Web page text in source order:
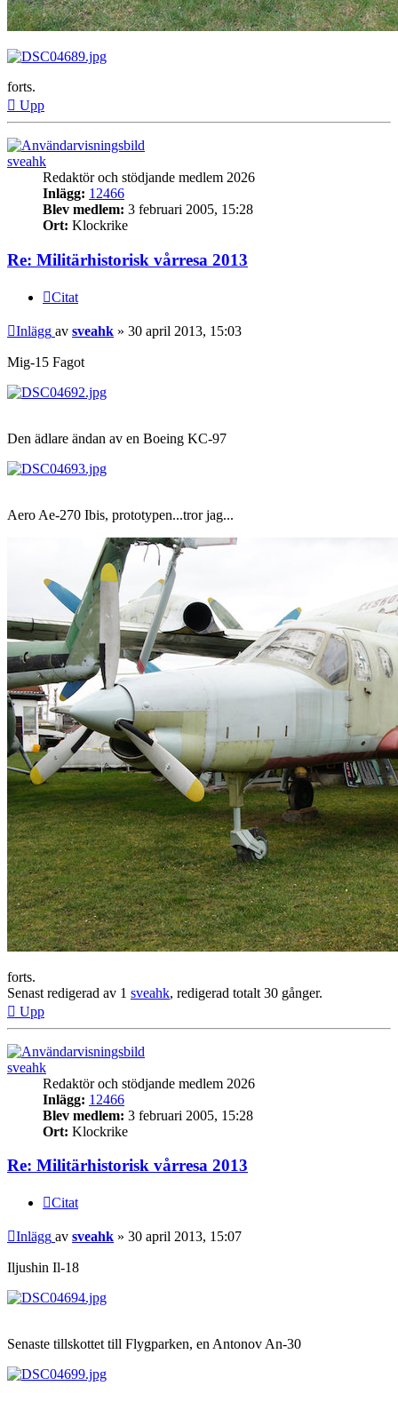
forts.
Upp
sveahk
Redaktör och stödjande medlem 2026
Inlägg: 12466
Blev medlem: 3 februari 2005, 15:28
Ort: Klockrike
Re: Militärhistorisk vårresa 2013
Citat
Inlägg av sveahk » 30 april 2013, 15:03
Mig-15 Fagot
Den ädlare ändan av en Boeing KC-97
Aero Ae-270 Ibis, prototypen...tror jag...
forts.
Senast redigerad av 1 sveahk, redigerad totalt 30 gånger.
Upp
sveahk
Redaktör och stödjande medlem 2026
Inlägg: 12466
Blev medlem: 3 februari 2005, 15:28
Ort: Klockrike
Re: Militärhistorisk vårresa 2013
Citat
Inlägg av sveahk » 30 april 2013, 15:07
Iljushin Il-18
Senaste tillskottet till Flygparken, en Antonov An-30